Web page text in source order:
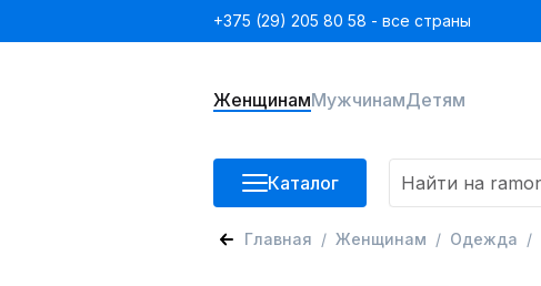
+375 (29) 205 80 58 - все страны
ЖенщинамМужчинамДетям
Каталог
Главная Женщинам Одежда